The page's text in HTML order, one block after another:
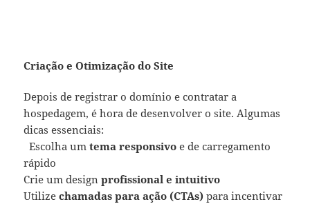
Criação e Otimização do Site
Depois de registrar o domínio e contratar a
hospedagem, é hora de desenvolver o site. Algumas
dicas essenciais:
Escolha umtema responsivo e de carregamento
rápido
Crie um designprofissional e intuitivo
Utilizechamadas para ação (CTAs) para incentivar